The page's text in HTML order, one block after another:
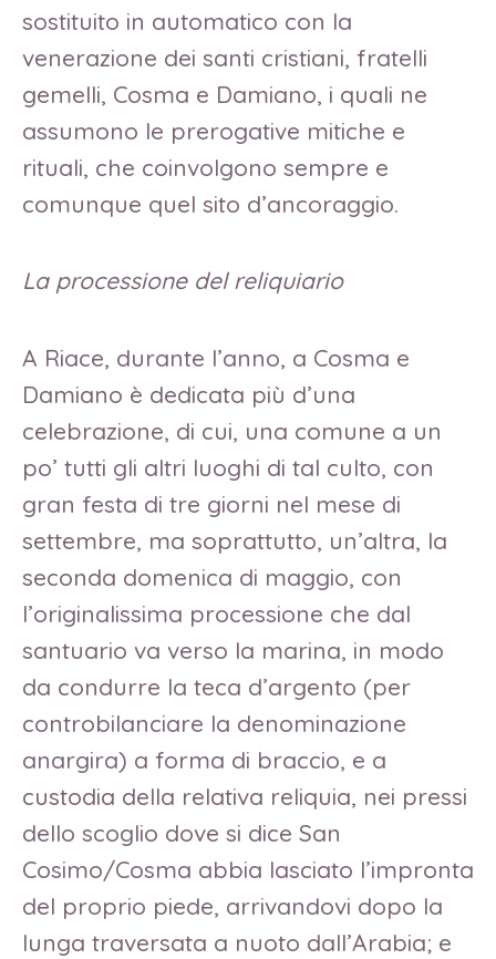
sostituito in automatico con la
venerazione dei santi cristiani, fratelli
gemelli, Cosma e Damiano, i quali ne
assumono le prerogative mitiche e
rituali, che coinvolgono sempre e
comunque quel sito d’ancoraggio.
La processione del reliquiario
A Riace, durante l’anno, a Cosma e
Damiano è dedicata più d’una
celebrazione, di cui, una comune a un
po’ tutti gli altri luoghi di tal culto, con
gran festa di tre giorni nel mese di
settembre, ma soprattutto, un’altra, la
seconda domenica di maggio, con
l’originalissima processione che dal
santuario va verso la marina, in modo
da condurre la teca d’argento (per
controbilanciare la denominazione
anargira) a forma di braccio, e a
custodia della relativa reliquia, nei pressi
dello scoglio dove si dice San
Cosimo/Cosma abbia lasciato l’impronta
del proprio piede, arrivandovi dopo la
lunga traversata a nuoto dall’Arabia; e